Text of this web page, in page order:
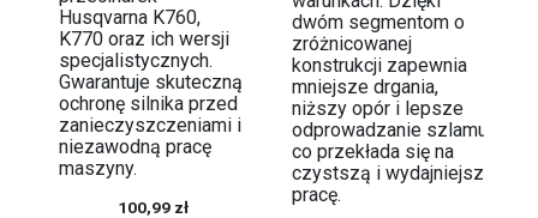
Husqvarna K760,
K770 oraz ich wersji
specjalistycznych.
Gwarantuje skuteczną
ochronę silnika przed
zanieczyszczeniami i
niezawodną pracę
maszyny.
100,99 zł
dwóm segmentom o
zróżnicowanej
konstrukcji zapewnia
mniejsze drgania,
niższy opór i lepsze
odprowadzanie szlamu,
co przekłada się na
czystszą i wydajniejszą
pracę.